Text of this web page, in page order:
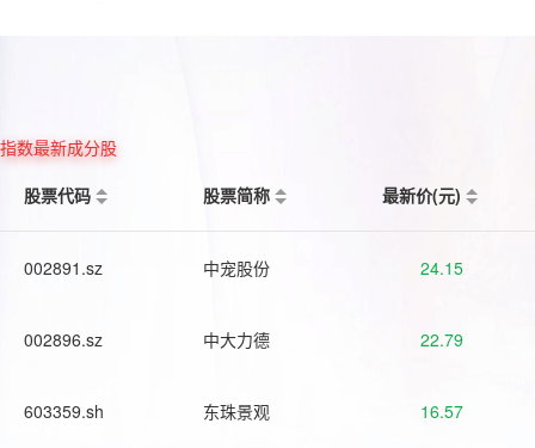
指数最新成分股
股票代码
股票简称 最新价(元)
002891.sz 中宠股份 24.15
002896.sz 中大力德 22.79
603359.sh 东珠景观 16.57